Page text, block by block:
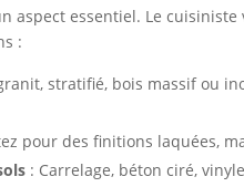
aspect essentiel. Le
:
stratifié, bois massif ou
pour des finitions laquées,
: Carrelage, béton ciré,